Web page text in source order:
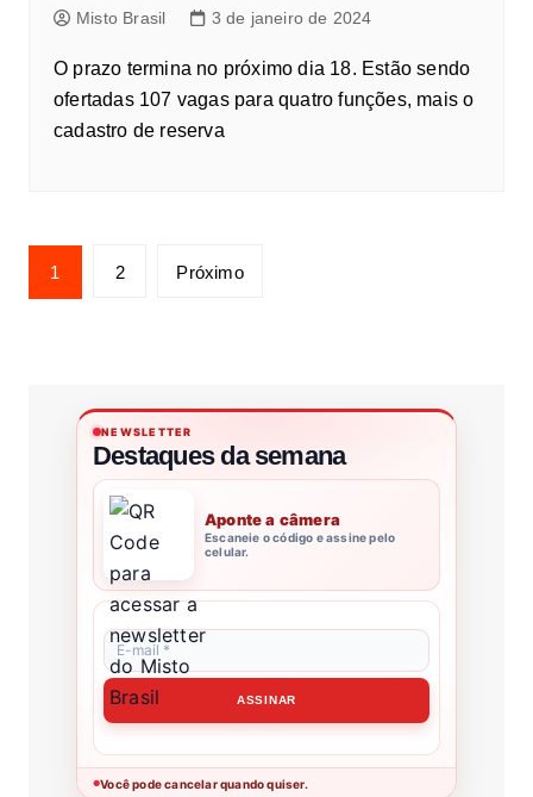
Misto Brasil 3 de janeiro de 2024
O prazo termina no próximo dia 18. Estão sendo
ofertadas 107 vagas para quatro funções, mais o
cadastro de reserva
1 2 Próximo
NEWSLETTER
Destaques da semana
Aponte a câmera
Escaneie o código e assine pelo
celular.
●Você pode cancelar quando quiser.